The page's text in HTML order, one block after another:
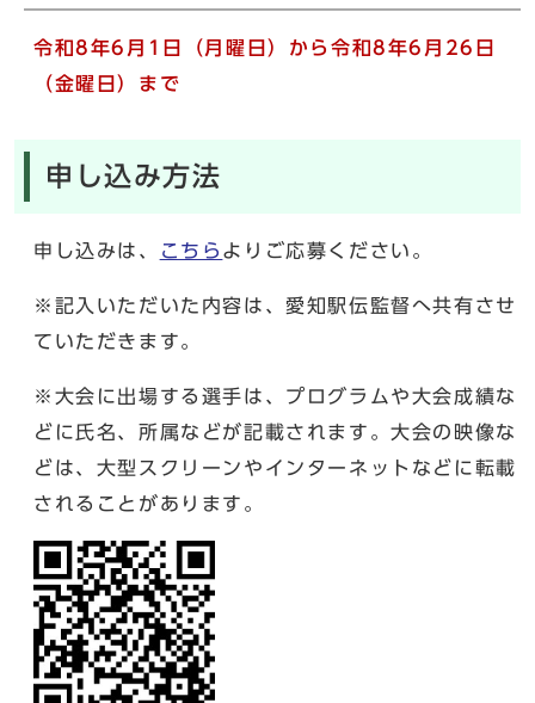
令和8年6月1日（月曜日）から令和8年6月26日
（金曜日）まで
申し込み方法
申し込みは、 こちら よりご応募ください。
※記入いただいた内容は、愛知駅伝監督へ共有させ
ていただきます。
※大会に出場する選手は、プログラムや大会成績な
どに氏名、所属などが記載されます。大会の映像な
どは、大型スクリーンやインターネットなどに転載
されることがあります。